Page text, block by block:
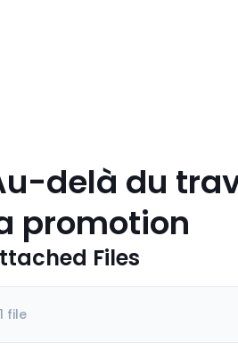
delà du
promotion
Files
1 file